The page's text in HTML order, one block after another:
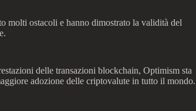
molti ostacoli e hanno dimostrato la validità del
delle transazioni blockchain, Optimism sta
adozione delle criptovalute in tutto il mondo.